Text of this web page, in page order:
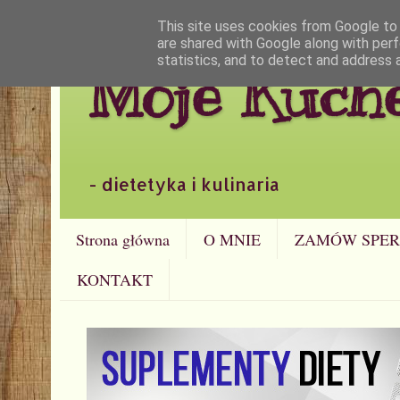
Moje
- dietetyka i kulinaria
Strona główna O MNIE
ZAMÓW
KONTAKT
This site uses cookies from Google
are shared with Google along with
statistics, and to detect and address